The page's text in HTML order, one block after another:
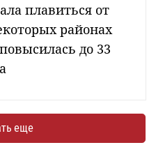
плавиться от
районах
до 33
еще